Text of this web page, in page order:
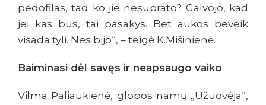
pedofilas, tad ko jie nesuprato? Galvojo, kad
jei kas bus, tai pasakys. Bet aukos beveik
visada tyli. Nes bijo“, – teigė K.Mišinienė.
Baiminasi dėl savęs ir neapsaugo vaiko
Vilma Paliaukienė, globos namų „Užuovėja“,